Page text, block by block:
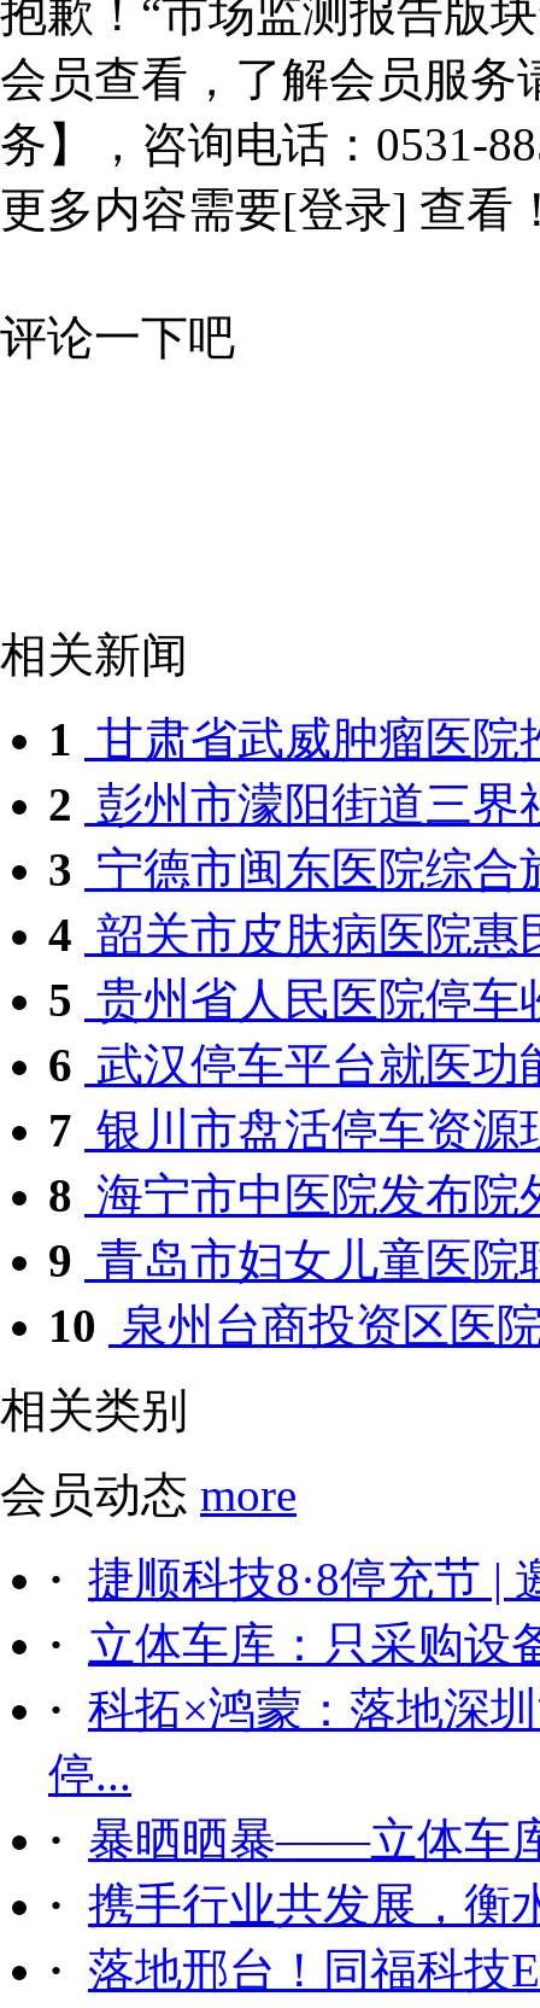
抱歉！“市场监测报告版
会员查看，了解会员服务
务】，咨询电话：0531-
更多内容需要[登录] 查看
评论一下吧
相关新闻
1 甘肃省武威肿瘤医院
2 彭州市濛阳街道三界
3 宁德市闽东医院综合
4 韶关市皮肤病医院惠
5 贵州省人民医院停车
6 武汉停车平台就医功
7 银川市盘活停车资源
8 海宁市中医院发布院
9 青岛市妇女儿童医院
10 泉州台商投资区医
相关类别
会员动态 more
· 捷顺科技8·8停充节 |
· 立体车库：只采购设
· 科拓×鸿蒙：落地深
停...
· 暴晒晒暴——立体车
· 携手行业共发展，衡
· 落地邢台！同福科技